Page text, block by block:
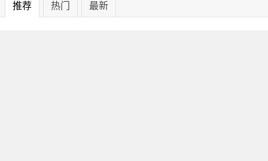
推荐 热门 最新